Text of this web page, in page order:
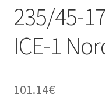
235/45-
ICE-1
101.14€